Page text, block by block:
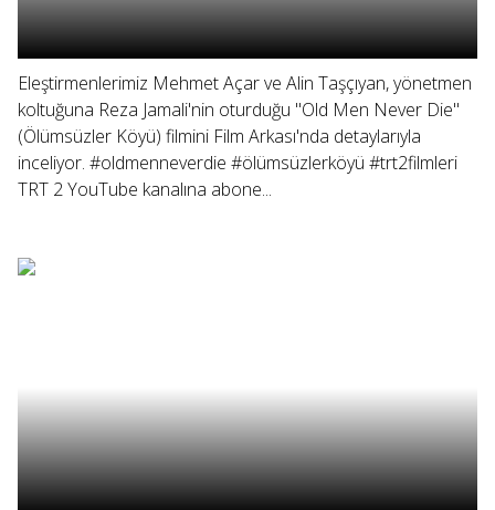
Eleştirmenlerimiz Mehmet Açar ve Alin Taşçıyan, yönetmen
koltuğuna Reza Jamali'nin oturduğu "Old Men Never Die"
(Ölümsüzler Köyü) filmini Film Arkası'nda detaylarıyla
inceliyor. #oldmenneverdie #ölümsüzlerköyü #trt2filmleri
TRT 2 YouTube kanalına abone...